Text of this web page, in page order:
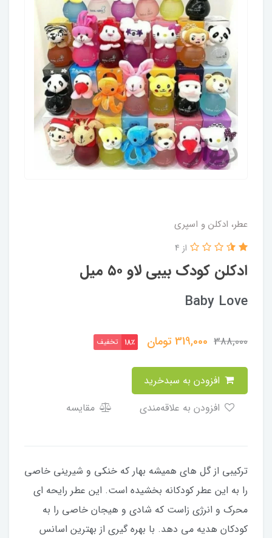
عطر، ادکلن و اسپری
ادکلن کودک بیبی لاو ۵۰ میل
از 4
Baby Love
388,000
319,000تومان 18٪ تخفیف
مقایسه
ترکیبی از گل های همیشه بهار که خنکی و شیرینی خاصی
را به این عطر کودکانه بخشیده است. این عطر رایحه ای
محرک و انرژی زاست که شادی و هیجان خاصی را به
کودکان هدیه می دهد. با بهره گیری از بهترین اسانس